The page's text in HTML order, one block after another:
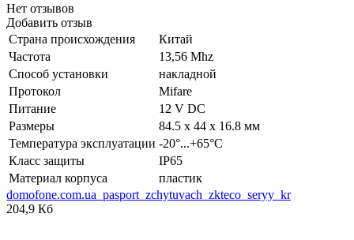
Нет отзывов
Добавить отзыв
Страна происхождения
Китай
Частота
13,56 Mhz
Способ установки
накладной
Протокол
Mifare
Питание
12 V DC
Размеры
84.5 x 44 x 16.8 мм
Температура эксплуатации -20°...+65°C
Класс защиты
IP65
Материал корпуса
пластик
domofone.com.ua_pasport_zchytuvach_zkteco_seryy_kr
204,9 Кб